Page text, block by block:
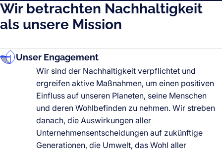
Wir betrachten Nachhaltigkeit
als unsere Mission
Unser Engagement
Wir sind der Nachhaltigkeit verpflichtet und
ergreifen aktive Maßnahmen, um einen positiven
Einfluss auf unseren Planeten, seine Menschen
und deren Wohlbefinden zu nehmen. Wir streben
danach, die Auswirkungen aller
Unternehmensentscheidungen auf zukünftige
Generationen, die Umwelt, das Wohl aller